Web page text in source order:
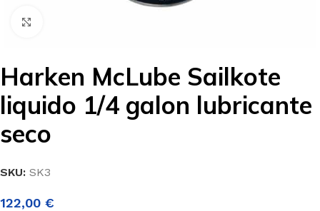
Harken McLube Sailkote
liquido 1/4 galon lubricante
seco
SKU: SK3
122,00 €